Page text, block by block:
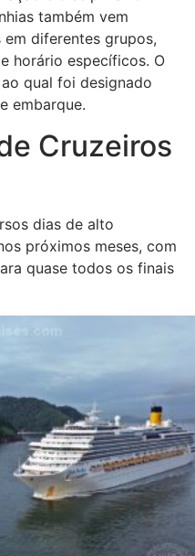
também vem
em diferentes grupos,
horário específicos. O
ao qual foi designado
embarque.
Cruzeiros
dias de alto
próximos meses, com
quase todos os finais